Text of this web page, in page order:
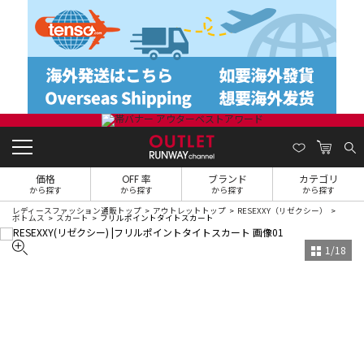
価格
から探す
OFF 率
から探す
ブランド
から探す
カテゴリ
から探す
レディースファッション通販トップ アウトレットトップ RESEXXY（リゼクシー）
ボトムス スカート フリルポイントタイトスカート
1 /18